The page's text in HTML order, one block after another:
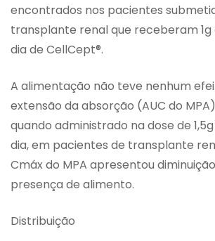
encontrados nos pacientes
transplante renal que receberam 1g
dia de CellCept®.
A alimentação não teve nenhum
extensão da absorção (AUC do
quando administrado na dose de
dia, em pacientes de transplante
Cmáx do MPA apresentou
presença de alimento.
Distribuição